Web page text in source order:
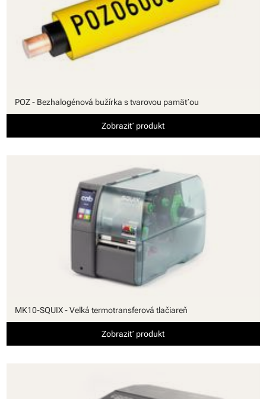
POZ - Bezhalogénová bužírka s tvarovou pamäťou
Zobraziť produkt
MK10-SQUIX - Veľká termotransferová tlačiareň
Zobraziť produkt